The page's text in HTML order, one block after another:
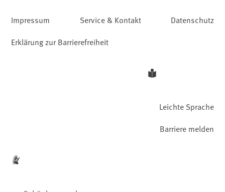
Impressum Service & Kontakt
Datenschutz
Erklärung zur Barrierefreiheit
Leichte Sprache
Barriere melden